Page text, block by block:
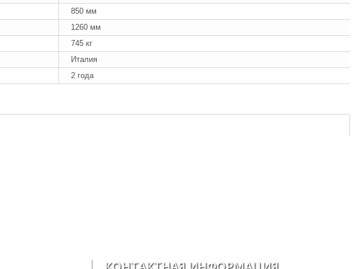
850 мм
1260 мм
745 кг
Италия
2 года